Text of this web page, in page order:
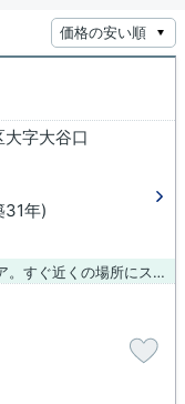
字大谷口
31年)
こだわりポイント満載のヴァンベールソフィア。すぐ近くの場所にスーパーマーケット「サミットストア 東浦和店」(225m)があります。周辺環境が整っていることの多い、充実のアパート物件。駅まで徒歩13分のアパートで雑踏から少し離れた立地です。移住を検討しているなら、LIXIL不動産ショップ 小森設計 南浦和店／羽生店までご連絡をお待ちしております。当社では武蔵野線東浦和から近くの物件情報を数多くご紹介しております。